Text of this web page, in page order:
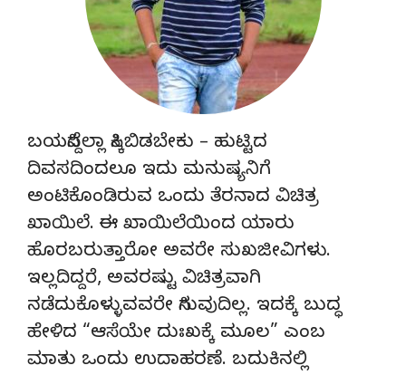
ಬಯಸಿದ್ದೆಲ್ಲಾ ಸಿಕ್ಕಿಬಿಡಬೇಕು – ಹುಟ್ಟಿದ
ದಿವಸದಿಂದಲೂ ಇದು ಮನುಷ್ಯನಿಗೆ
ಅಂಟಿಕೊಂಡಿರುವ ಒಂದು ತೆರನಾದ ವಿಚಿತ್ರ
ಖಾಯಿಲೆ. ಈ ಖಾಯಿಲೆಯಿಂದ ಯಾರು
ಹೊರಬರುತ್ತಾರೋ ಅವರೇ ಸುಖಜೀವಿಗಳು.
ಇಲ್ಲದಿದ್ದರೆ, ಅವರಷ್ಟು ವಿಚಿತ್ರವಾಗಿ
ನಡೆದುಕೊಳ್ಳುವವರೇ ಸಿಗುವುದಿಲ್ಲ. ಇದಕ್ಕೆ ಬುದ್ಧ
ಹೇಳಿದ “ಆಸೆಯೇ ದುಃಖಕ್ಕೆ ಮೂಲ” ಎಂಬ
ಮಾತು ಒಂದು ಉದಾಹರಣೆ. ಬದುಕಿನಲ್ಲಿ